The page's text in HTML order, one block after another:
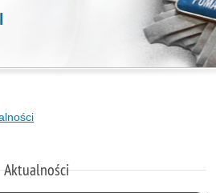
Aktualności